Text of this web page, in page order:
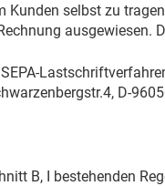
Kunden selbst zu
ausgewiesen.
D-
B, I bestehenden